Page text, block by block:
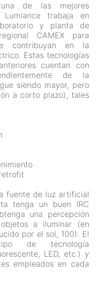
de las mejores
Lumiance trabaja en
y planta de
CAMEX para
contribuyan en la
Estas tecnologías
cuentan con
de la
siendo mayor, pero
a corto plazo), tales
fuente de luz artificial
tenga un buen IRC
una percepción
a iluminar (en
por el sol, 100). El
de tecnología
LED, etc.) y
empleados en cada